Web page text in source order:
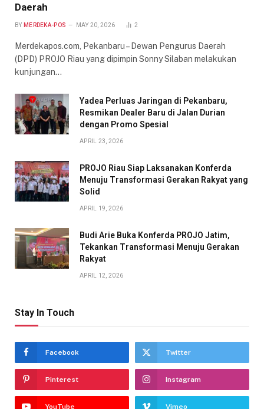
Daerah
BY MERDEKA-POS MAY 20, 2026 2
Merdekapos.com, Pekanbaru – Dewan Pengurus Daerah
(DPD) PROJO Riau yang dipimpin Sonny Silaban melakukan
kunjungan…
Yadea Perluas Jaringan di Pekanbaru,
Resmikan Dealer Baru di Jalan Durian
dengan Promo Spesial
APRIL 23, 2026
PROJO Riau Siap Laksanakan Konferda
Menuju Transformasi Gerakan Rakyat yang
Solid
APRIL 19, 2026
Budi Arie Buka Konferda PROJO Jatim,
Tekankan Transformasi Menuju Gerakan
Rakyat
APRIL 12, 2026
Stay In Touch
Facebook Twitter
Pinterest Instagram
YouTube Vimeo